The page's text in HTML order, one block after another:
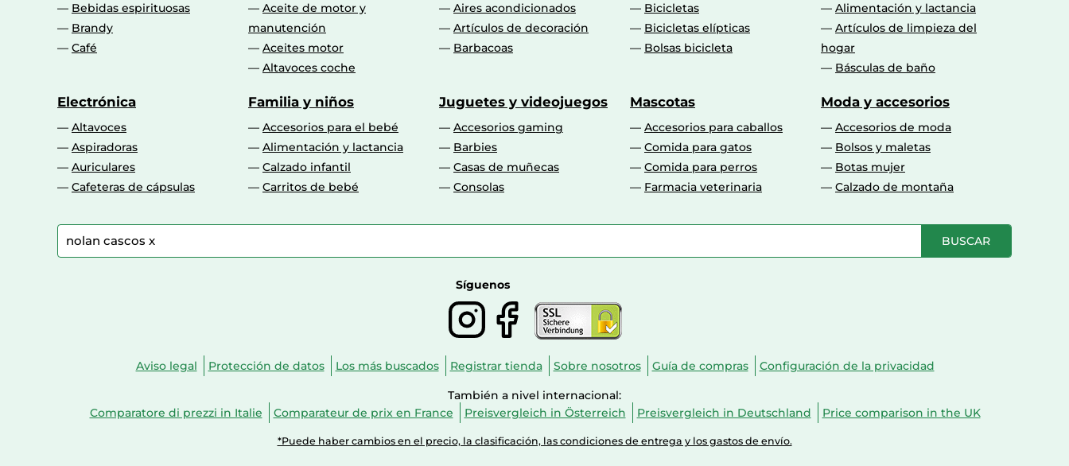
Bebidas espirituosas
Brandy
Café
Aceite de motor y
manutención
Aceites motor
Altavoces coche
Aires acondicionados
Artículos de decoración
Barbacoas
Bicicletas
Bicicletas elípticas
Bolsas bicicleta
Alimentación y lactancia
Artículos de limpieza del
hogar
Básculas de baño
Electrónica
Altavoces
Aspiradoras
Auriculares
Cafeteras de cápsulas
Familia y niños
Accesorios para el bebé
Alimentación y lactancia
Calzado infantil
Carritos de bebé
Juguetes y videojuegos
Accesorios gaming
Barbies
Casas de muñecas
Consolas
Mascotas
Accesorios para caballos
Comida para gatos
Comida para perros
Farmacia veterinaria
Moda y accesorios
Accesorios de moda
Bolsos y maletas
Botas mujer
Calzado de montaña
BUSCAR
Síguenos
Aviso legal Protección de datos Los más buscados Registrar tienda Sobre nosotros Guía de compras Configuración de la privacidad
También a nivel internacional:
Comparatore di prezzi in Italie
Comparateur de prix en France Preisvergleich in Österreich Preisvergleich in Deutschland Price comparison in the UK
*Puede haber cambios en el precio, la clasificación, las condiciones de entrega y los gastos de envío.